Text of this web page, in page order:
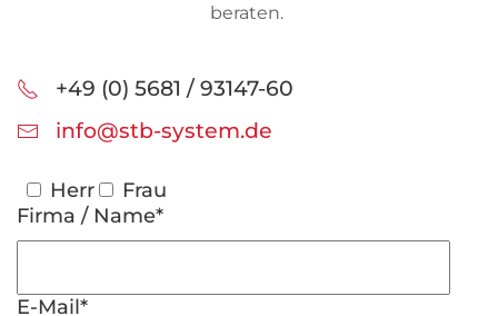
beraten.
+49 (0) 5681 / 93147-60
info@stb-system.de
Herr
Frau
Firma / Name*
E-Mail*